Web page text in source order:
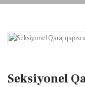
Seksiyonel